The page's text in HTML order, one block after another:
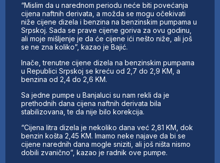
“Mislim da u narednom periodu neće biti povećanja
cijena naftnih derivata, a možda se mogu očekivati
niže cijene dizela i benzina na benzinskim pumpama u
Srpskoj. Sada se prave cijene goriva za ovu godinu,
ali moje mišljenje je da će cijene ići nešto niže, ali još
se ne zna koliko”, kazao je Bajić.
Inače, trenutne cijene dizela na benzinskim pumpama
u Republici Srpskoj se kreću od 2,7 do 2,9 KM, a
benzina od 2,4 do 2,6 KM.
Sa jedne pumpe u Banjaluci su nam rekli da je
prethodnih dana cijena naftnih derivata bila
stabilizovana, te da nije bilo korekcija.
“Cijena litra dizela je nekoliko dana već 2,81 KM, dok
benzin košta 2,45 KM. Imamo neke najave da bi se
cijene narednih dana mogle sniziti, ali još ništa nismo
dobili zvanično”, kazao je radnik ove pumpe.